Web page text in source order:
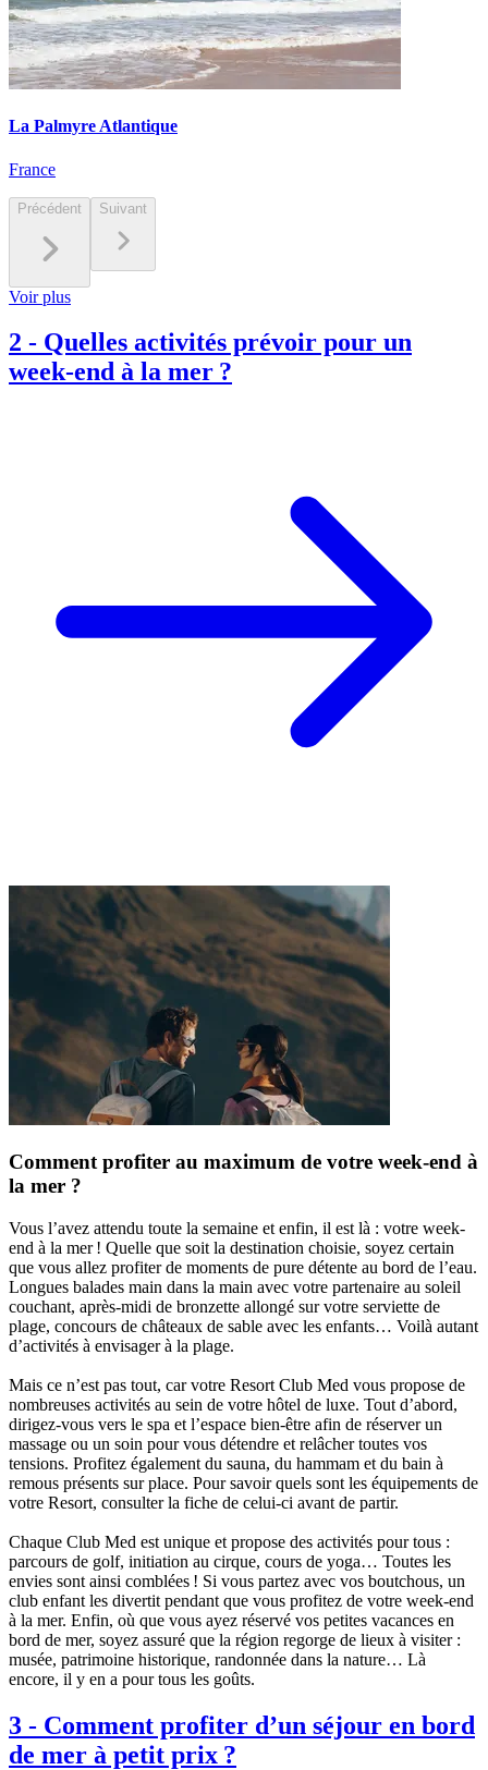
La Palmyre Atlantique
France
Précédent Suivant
Voir plus
2 - Quelles activités prévoir pour un
week-end à la mer ?
Comment profiter au maximum de votre week-end à
la mer ?
Vous l’avez attendu toute la semaine et enfin, il est là : votre week-
end à la mer ! Quelle que soit la destination choisie, soyez certain
que vous allez profiter de moments de pure détente au bord de l’eau.
Longues balades main dans la main avec votre partenaire au soleil
couchant, après-midi de bronzette allongé sur votre serviette de
plage, concours de châteaux de sable avec les enfants… Voilà autant
d’activités à envisager à la plage.
Mais ce n’est pas tout, car votre Resort Club Med vous propose de
nombreuses activités au sein de votre hôtel de luxe. Tout d’abord,
dirigez-vous vers le spa et l’espace bien-être afin de réserver un
massage ou un soin pour vous détendre et relâcher toutes vos
tensions. Profitez également du sauna, du hammam et du bain à
remous présents sur place. Pour savoir quels sont les équipements de
votre Resort, consulter la fiche de celui-ci avant de partir.
Chaque Club Med est unique et propose des activités pour tous :
parcours de golf, initiation au cirque, cours de yoga… Toutes les
envies sont ainsi comblées ! Si vous partez avec vos boutchous, un
club enfant les divertit pendant que vous profitez de votre week-end
à la mer. Enfin, où que vous ayez réservé vos petites vacances en
bord de mer, soyez assuré que la région regorge de lieux à visiter :
musée, patrimoine historique, randonnée dans la nature… Là
encore, il y en a pour tous les goûts.
3 - Comment profiter d’un séjour en bord
de mer à petit prix ?